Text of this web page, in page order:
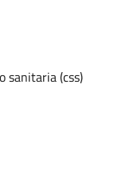
sanitaria (css)